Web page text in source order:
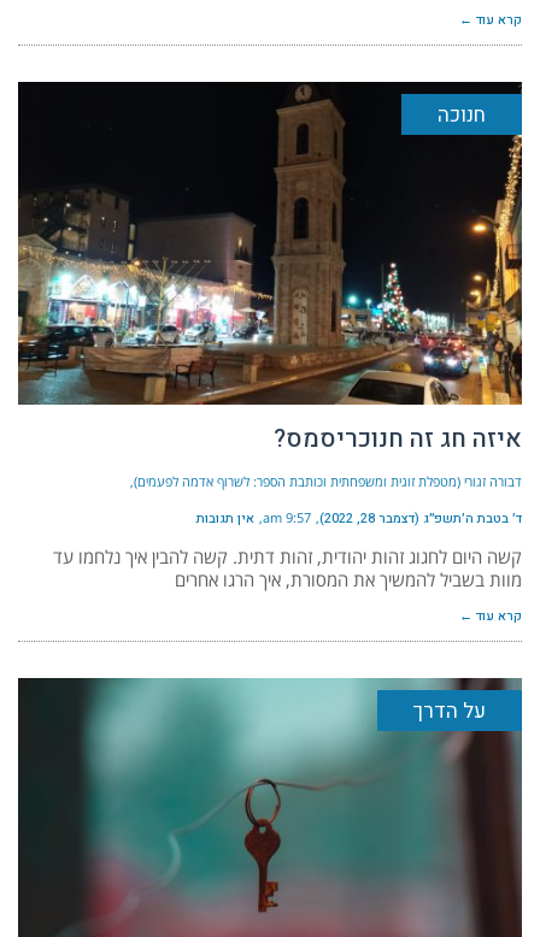
קרא עוד ←
חנוכה
איזה חג זה חנוכריסמס?
דבורה זגורי (מטפלת זוגית ומשפחתית וכותבת הספר: לשרוף אדמה לפעמים)
ד׳ בטבת ה׳תשפ״ג (דצמבר 28, 2022) 9:57 am אין תגובות
קשה היום לחגוג זהות יהודית, זהות דתית. קשה להבין איך נלחמו עד
מוות בשביל להמשיך את המסורת, איך הרגו אחרים
קרא עוד ←
על הדרך